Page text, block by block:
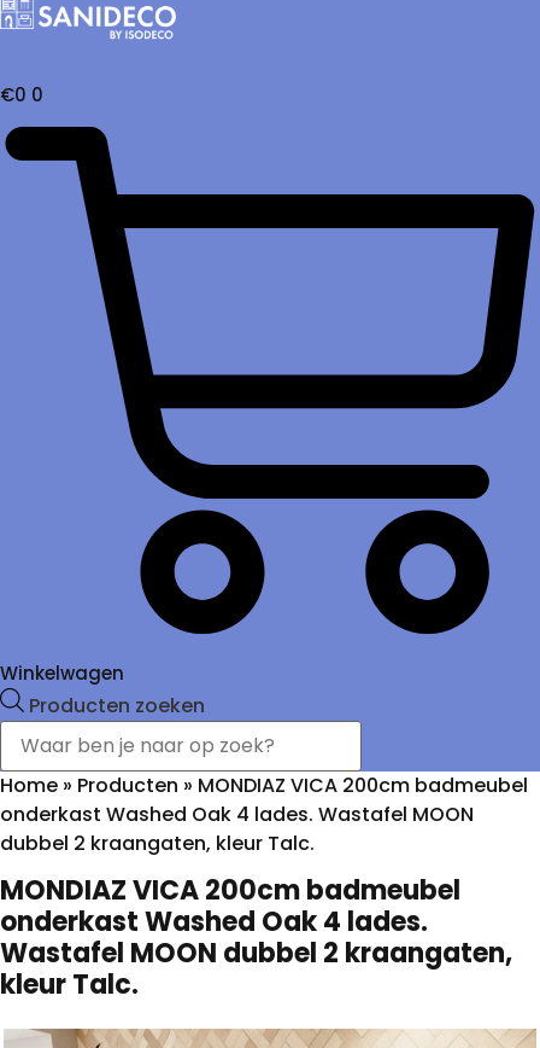
€0 0
Winkelwagen
Producten zoeken
Home » Producten » MONDIAZ VICA 200cm badmeubel
onderkast Washed Oak 4 lades. Wastafel MOON
dubbel 2 kraangaten, kleur Talc.
MONDIAZ VICA 200cm badmeubel
onderkast Washed Oak 4 lades.
Wastafel MOON dubbel 2 kraangaten,
kleur Talc.